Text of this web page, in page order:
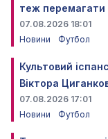
теж перемагати
07.08.2026 18:01
Новини
Футбол
Культовий
Віктора
07.08.2026 17:01
Новини
Футбол